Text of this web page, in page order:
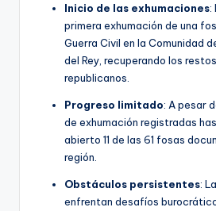
Inicio de las exhumaciones:
primera exhumación de una
Guerra Civil en la Comunidad
del Rey, recuperando los
republicanos.
Progreso limitado: A pesar
de exhumación registradas
abierto 11 de las 61 fosas
región.
Obstáculos persistentes:
enfrentan desafíos